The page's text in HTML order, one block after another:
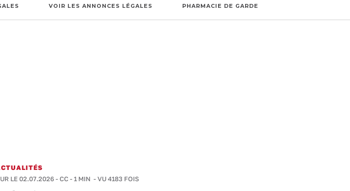
VOIR LES ANNONCES LÉGALES PHARMACIE DE GARDE
LE 02.07.2026 -CC-1 MIN - VU 4183 FOIS